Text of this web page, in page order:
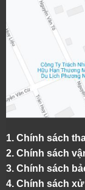
1. Chính sách
2. Chính sách
3. Chính sách
4. Chính sách